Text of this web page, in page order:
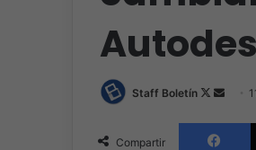
Staff Boletín
Follow
X
Send
Compartir